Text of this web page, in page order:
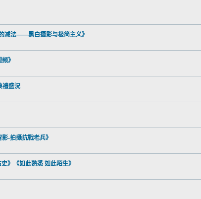
减法——黑白摄影与极简主义》
》
禮盛況
-拍攝抗戰老兵》
》《如此熟悉 如此陌生》